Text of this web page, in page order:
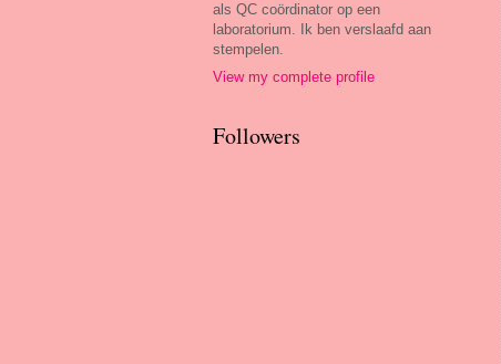
als QC coördinator op een
laboratorium. Ik ben verslaafd aan
stempelen.
View my complete profile
Followers